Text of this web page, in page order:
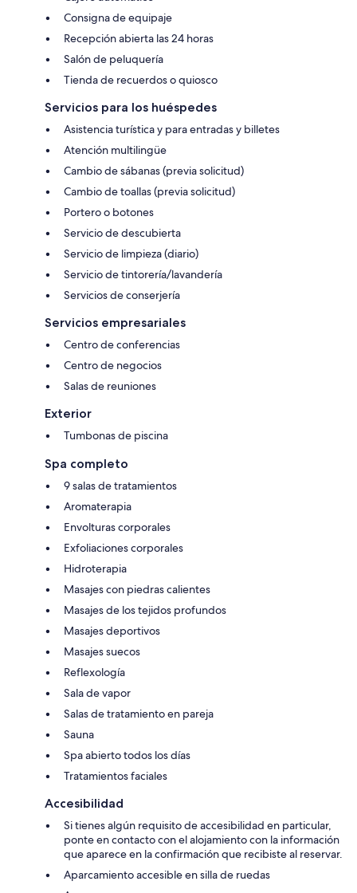
Consigna de equipaje
Recepción abierta las 24 horas
Salón de peluquería
Tienda de recuerdos o quiosco
Servicios para los huéspedes
Asistencia turística y para entradas y billetes
Atención multilingüe
Cambio de sábanas (previa solicitud)
Cambio de toallas (previa solicitud)
Portero o botones
Servicio de descubierta
Servicio de limpieza (diario)
Servicio de tintorería/lavandería
Servicios de conserjería
Servicios empresariales
Centro de conferencias
Centro de negocios
Salas de reuniones
Exterior
Tumbonas de piscina
Spa completo
9 salas de tratamientos
Aromaterapia
Envolturas corporales
Exfoliaciones corporales
Hidroterapia
Masajes con piedras calientes
Masajes de los tejidos profundos
Masajes deportivos
Masajes suecos
Reflexología
Sala de vapor
Salas de tratamiento en pareja
Sauna
Spa abierto todos los días
Tratamientos faciales
Accesibilidad
Si tienes algún requisito de accesibilidad en particular,
ponte en contacto con el alojamiento con la información
que aparece en la confirmación que recibiste al reservar.
Aparcamiento accesible en silla de ruedas